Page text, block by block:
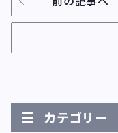
カテゴリー